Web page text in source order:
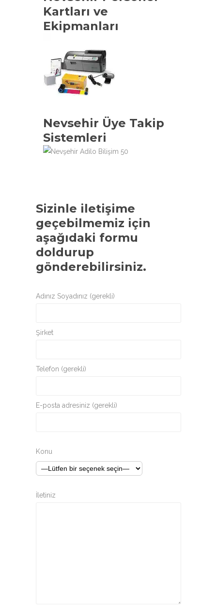
Kartları ve
Ekipmanları
Nevsehir Üye Takip
Sistemleri
Sizinle iletişime
geçebilmemiz için
aşağıdaki formu
doldurup
gönderebilirsiniz.
Adınız Soyadınız (gerekli)
Şirket
Telefon (gerekli)
E-posta adresiniz (gerekli)
Konu
İletiniz